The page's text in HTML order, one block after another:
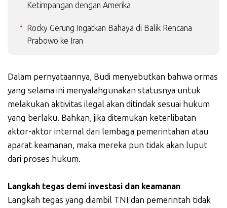
Ketimpangan dengan Amerika
Rocky Gerung Ingatkan Bahaya di Balik Rencana
Prabowo ke Iran
Dalam pernyataannya, Budi menyebutkan bahwa ormas
yang selama ini menyalahgunakan statusnya untuk
melakukan aktivitas ilegal akan ditindak sesuai hukum
yang berlaku. Bahkan, jika ditemukan keterlibatan
aktor-aktor internal dari lembaga pemerintahan atau
aparat keamanan, maka mereka pun tidak akan luput
dari proses hukum.
Langkah tegas demi investasi dan keamanan
Langkah tegas yang diambil TNI dan pemerintah tidak